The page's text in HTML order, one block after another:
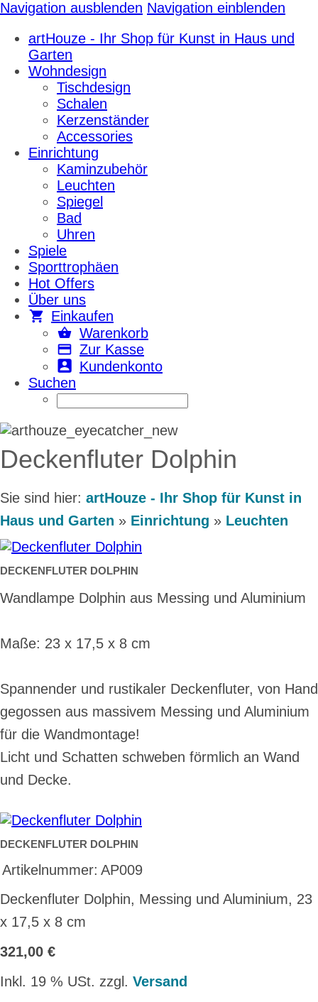
Navigation ausblenden Navigation einblenden
artHouze - Ihr Shop für Kunst in Haus und
Garten
Wohndesign
Tischdesign
Schalen
Kerzenständer
Accessories
Einrichtung
Kaminzubehör
Leuchten
Spiegel
Bad
Uhren
Spiele
Sporttrophäen
Hot Offers
Über uns
Einkaufen
Warenkorb
Zur Kasse
Kundenkonto
Suchen
Deckenfluter Dolphin
Sie sind hier: artHouze - Ihr Shop für Kunst in
Haus und Garten » Einrichtung » Leuchten
DECKENFLUTER DOLPHIN
Wandlampe Dolphin aus Messing und Aluminium
Maße: 23 x 17,5 x 8 cm
Spannender und rustikaler Deckenfluter, von Hand
gegossen aus massivem Messing und Aluminium
für die Wandmontage!
Licht und Schatten schweben förmlich an Wand
und Decke.
DECKENFLUTER DOLPHIN
Artikelnummer: AP009
Deckenfluter Dolphin, Messing und Aluminium, 23
x 17,5 x 8 cm
321,00 €
Inkl. 19 % USt. zzgl. Versand